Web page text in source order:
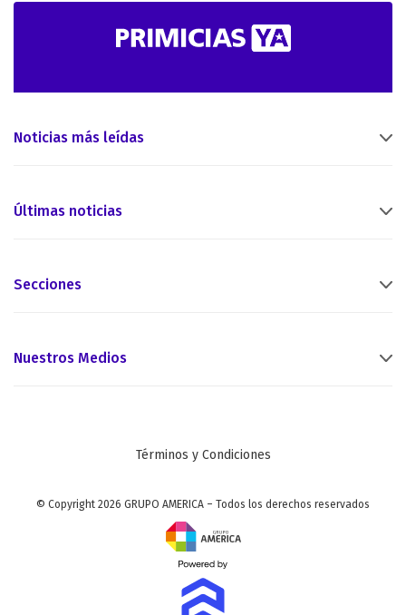
Noticias más leídas
Últimas noticias
Secciones
Nuestros Medios
Términos y Condiciones
© Copyright 2026 GRUPO AMERICA – Todos los derechos reservados